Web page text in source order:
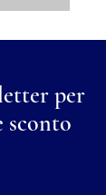
per
sconto